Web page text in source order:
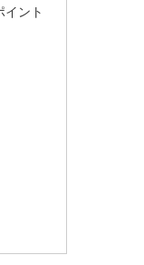
イント